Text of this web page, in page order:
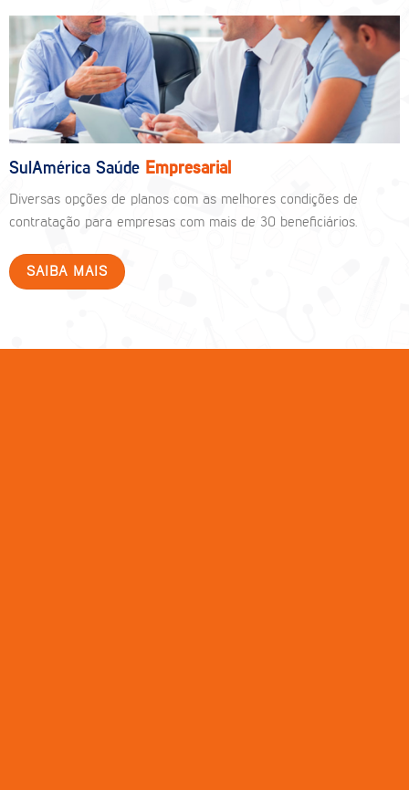
SulAmérica Saúde Empresarial
Diversas opções de planos com as melhores condições de
contratação para empresas com mais de 30 beneficiários.
SAIBA MAIS